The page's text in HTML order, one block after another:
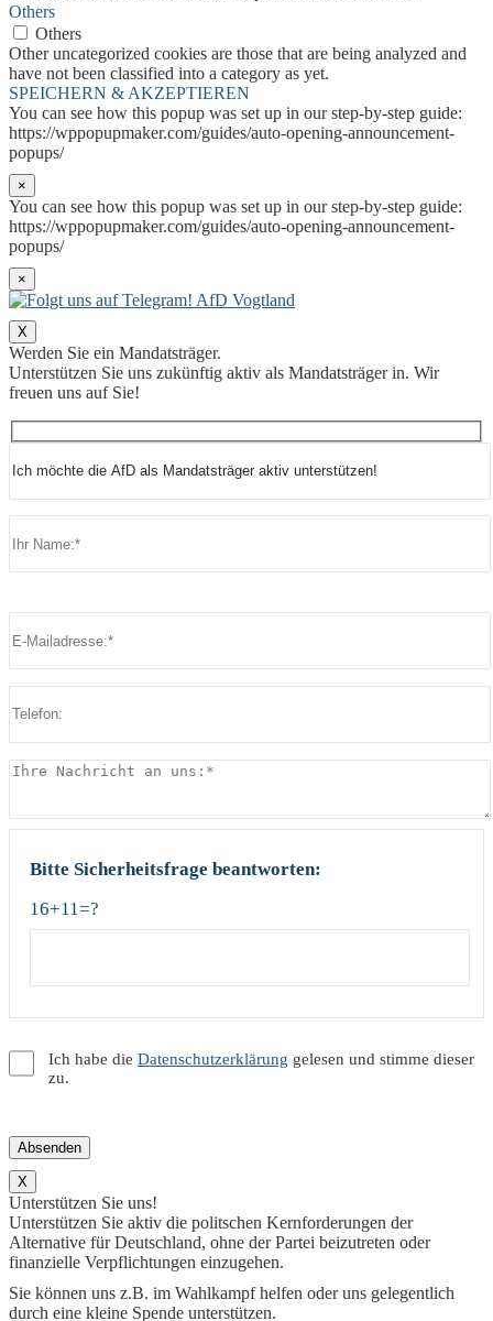
Others
Others
Other uncategorized cookies are those that are being analyzed and
have not been classified into a category as yet.
SPEICHERN & AKZEPTIEREN
You can see how this popup was set up in our step-by-step guide:
https://wppopupmaker.com/guides/auto-opening-announcement-
popups/
×
You can see how this popup was set up in our step-by-step guide:
https://wppopupmaker.com/guides/auto-opening-announcement-
popups/
×
X
Werden Sie ein Mandatsträger.
Unterstützen Sie uns zukünftig aktiv als Mandatsträger in. Wir
freuen uns auf Sie!
Bitte lasse dieses Feld leer.
Bitte Sicherheitsfrage beantworten:
16+11=?
Ich habe die Datenschutzerklärung gelesen und stimme dieser
zu.
X
Unterstützen Sie uns!
Unterstützen Sie aktiv die politschen Kernforderungen der
Alternative für Deutschland, ohne der Partei beizutreten oder
finanzielle Verpflichtungen einzugehen.
Sie können uns z.B. im Wahlkampf helfen oder uns gelegentlich
durch eine kleine Spende unterstützen.